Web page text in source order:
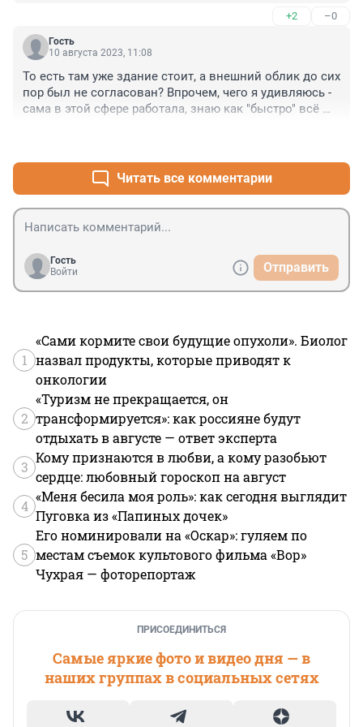
+2 –0
Гость
10 августа 2023, 11:08
То есть там уже здание стоит, а внешний облик до сих
пор был не согласован? Впрочем, чего я удивляюсь -
сама в этой сфере работала, знаю как "быстро" всё
ближнего зарубежья, которые там каждый вечер в
автобусы пакуются, вызывают большие сомнения в
качестве сборки конструкции
Читать все комментарии
Гость
Войти
Отправить
1
«Сами кормите свои будущие опухоли». Биолог
назвал продукты, которые приводят к
онкологии
2
«Туризм не прекращается, он
трансформируется»: как россияне будут
отдыхать в августе — ответ эксперта
3
Кому признаются в любви, а кому разобьют
сердце: любовный гороскоп на август
4
«Меня бесила моя роль»: как сегодня выглядит
Пуговка из «Папиных дочек»
5
Его номинировали на «Оскар»: гуляем по
местам съемок культового фильма «Вор»
Чухрая — фоторепортаж
ПРИСОЕДИНИТЬСЯ
Самые яркие фото и видео дня — в
наших группах в социальных сетях